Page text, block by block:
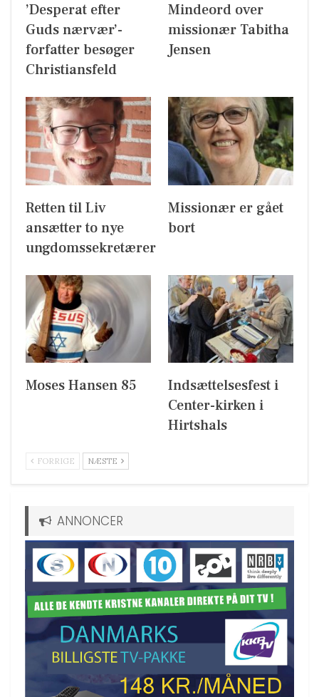
’Desperat efter
Guds nærvær’-
forfatter besøger
Christiansfeld
Mindeord over
missionær Tabitha
Jensen
Retten til Liv
ansætter to nye
ungdomssekretærer
Missionær er gået
bort
Moses Hansen 85
Indsættelsesfest i
Center-kirken i
Hirtshals
FORRIGE NÆSTE
ANNONCER